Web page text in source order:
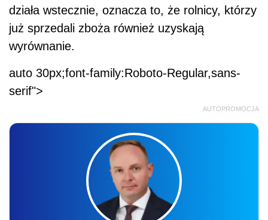
działa wstecznie, oznacza to, że rolnicy, którzy
już sprzedali zboża również uzyskają
wyrównanie.
auto 30px;font-family:Roboto-Regular,sans-
serif">
AUTOPROMOCJA